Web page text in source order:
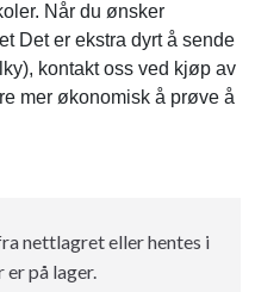
Når du ønsker
Det er ekstra dyrt å sende
kontakt oss ved kjøp av
mer økonomisk å prøve å
nettlagret eller hentes i
på lager.